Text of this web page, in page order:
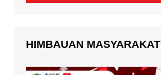
HIMBAUAN MASYARAKAT